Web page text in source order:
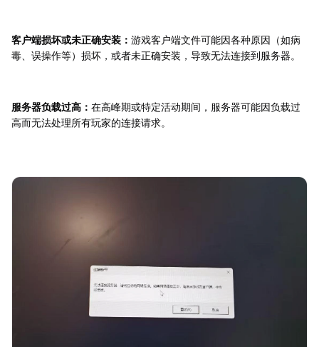
客户端损坏或未正确安装： 游戏客户端文件可能因各种原因（如病
毒、误操作等）损坏，或者未正确安装，导致无法连接到服务器。
服务器负载过高： 在高峰期或特定活动期间，服务器可能因负载过
高而无法处理所有玩家的连接请求。